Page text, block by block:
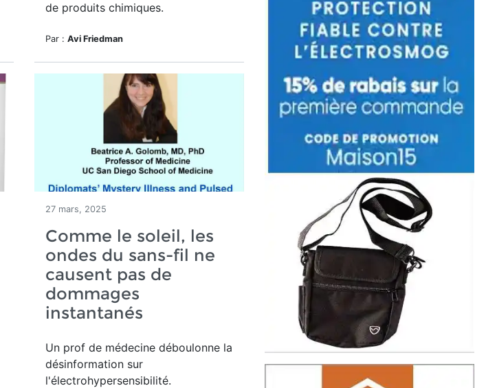
de produits chimiques.
Par : Avi Friedman
27 mars, 2025
Comme le soleil, les
ondes du sans-fil ne
causent pas de
dommages
instantanés
Un prof de médecine déboulonne la
désinformation sur
l'électrohypersensibilité.